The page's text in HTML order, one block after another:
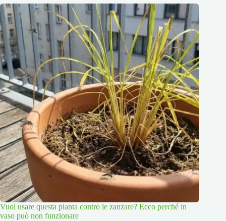
Vuoi usare questa pianta contro le zanzare? Ecco perché in
vaso può non funzionare